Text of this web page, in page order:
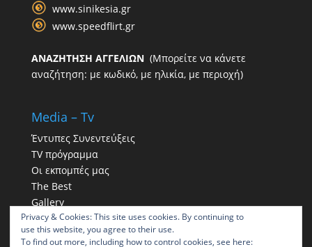
www.sinikesia.gr
www.speedflirt.gr
ΑΝΑΖΗΤΗΣΗ ΑΓΓΕΛΙΩΝ(Μπορείτε να κάνετε
αναζήτηση: με κωδικό, με ηλικία, με περιοχή)
Media – Tv
Έντυπες Συνεντεύξεις
TV πρόγραμμα
Οι εκπομπές μας
The Best
Gallery
Η παρουσία μας στα social
Privacy & Cookies: This site uses cookies. By continuing to
use this website, you agree to their use.
To find out more, including how to control cookies, see here: